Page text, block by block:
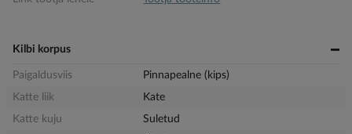
Kilbi korpus
Paigaldusviis
Pinnapealne (kips)
Katte liik
Kate
Katte kuju
Suletud